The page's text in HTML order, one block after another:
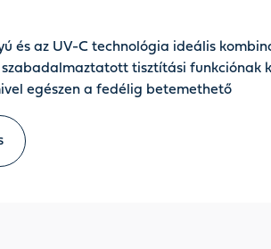
és az UV-C technológia ideális
tisztítási funkciónak
egészen a fedélig betemethető